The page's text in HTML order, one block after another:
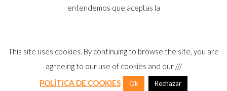
© 2026 Distribuidor oficial Eliwell en España y
Portugal |Aviso LegalI Política Privacidad
Política Calidad
ICookies
entendemos que aceptas la
This site uses cookies. By continuing to browse the site, you are
agreeing to our use of cookies and our ///
POLÍTICA DE COOKIES
Ok Rechazar